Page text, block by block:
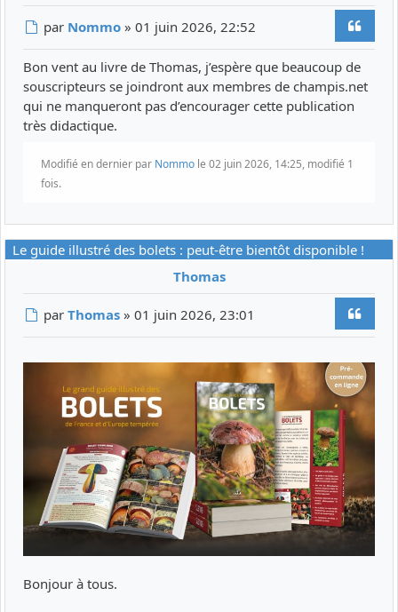
Message
par Nommo »01 juin 2026, 22:52
Bon vent au livre de Thomas, j’espère que beaucoup de
souscripteurs se joindront aux membres de champis.net
qui ne manqueront pas d’encourager cette publication
très didactique.
Modifié en dernier par Nommo le 02 juin 2026, 14:25, modifié 1
fois.
Le guide illustré des bolets : peut-être bientôt disponible !
Thomas
Message
parThomas »01 juin 2026, 23:01
Bonjour à tous.